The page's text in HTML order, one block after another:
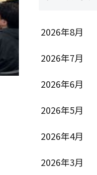
2026年8月
2026年7月
2026年6月
2026年5月
2026年4月
2026年3月